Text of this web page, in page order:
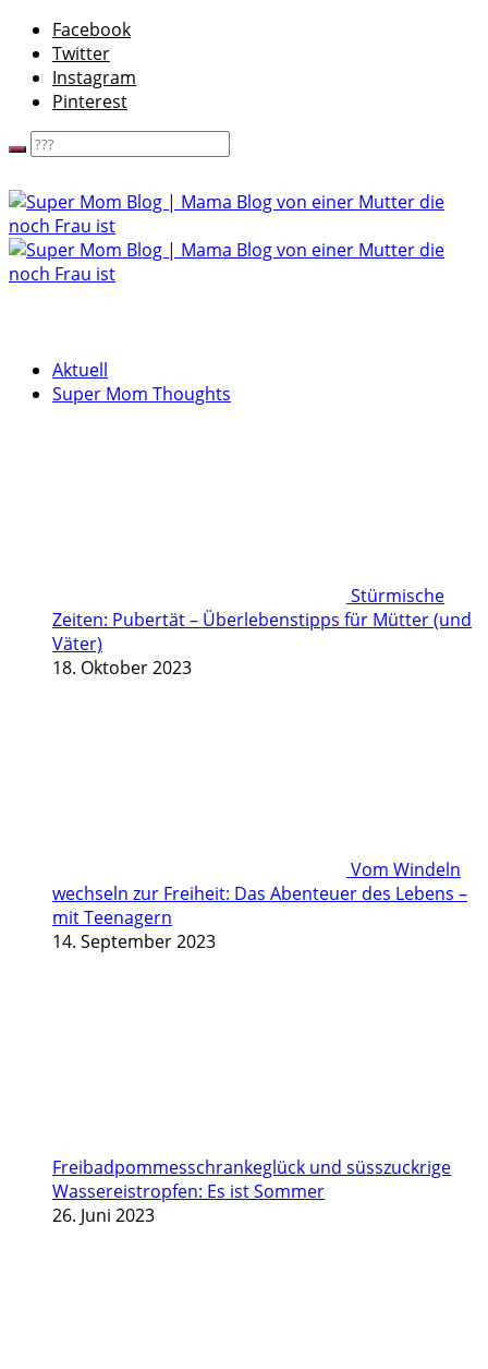
Facebook
Twitter
Instagram
Pinterest
Aktuell
Super Mom Thoughts
Stürmische
Zeiten: Pubertät – Überlebenstipps für Mütter (und
Väter)
18. Oktober 2023
Vom Windeln
wechseln zur Freiheit: Das Abenteuer des Lebens –
mit Teenagern
14. September 2023
Freibadpommesschrankeglück und süsszuckrige
Wassereistropfen: Es ist Sommer
26. Juni 2023